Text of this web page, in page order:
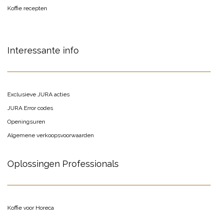
Koffie recepten
Interessante info
Exclusieve JURA acties
JURA Error codes
Openingsuren
Algemene verkoopsvoorwaarden
Oplossingen Professionals
Koffie voor Horeca